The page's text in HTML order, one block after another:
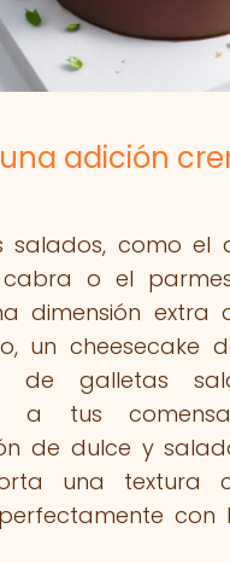
adición
salados, como el
o el
dimensión extra
un cheesecake
de galletas
a tus
de dulce y
una textura
con